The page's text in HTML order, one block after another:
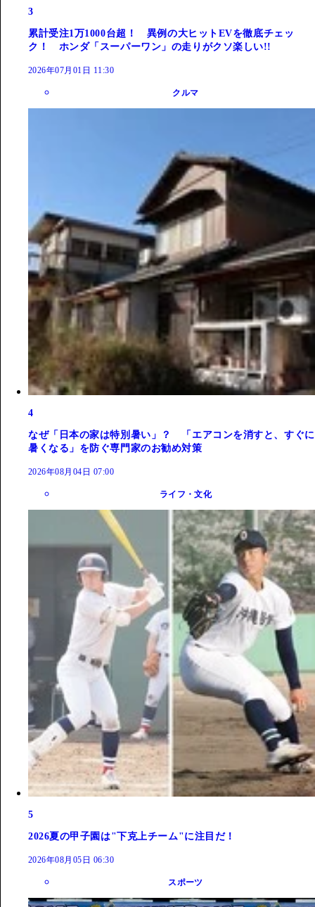
3
累計受注1万1000台超！ 異例の大ヒットEVを徹底チェッ
ク！ ホンダ「スーパーワン」の走りがクソ楽しい!!
2026年07月01日 11:30
クルマ
4
なぜ「日本の家は特別暑い」？ 「エアコンを消すと、すぐに
暑くなる」を防ぐ専門家のお勧め対策
2026年08月04日 07:00
ライフ・文化
5
2026夏の甲子園は"下克上チーム"に注目だ！
2026年08月05日 06:30
スポーツ